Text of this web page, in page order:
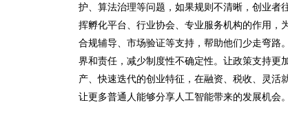
护、算法治理等问题，如果规则不清晰，创业者
挥孵化平台、行业协会、专业服务机构的作用，
合规辅导、市场验证等支持，帮助他们少走弯路
界和责任，减少制度性不确定性。让政策支持更
产、快速迭代的创业特征，在融资、税收、灵活
让更多普通人能够分享人工智能带来的发展机会。